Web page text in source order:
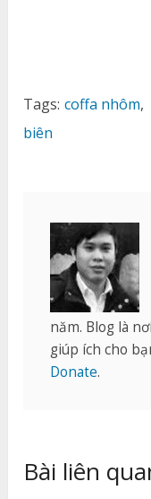
Tags: coffa nhôm,
biên
năm. Blog là
giúp ích cho
Donate.
Bài liên